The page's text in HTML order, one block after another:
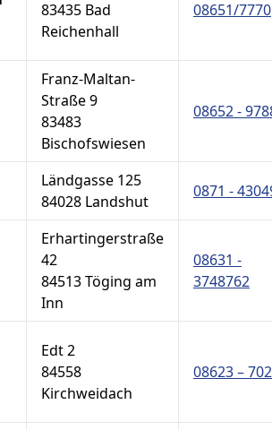
83435 Bad
Reichenhall
08651/7770
Franz-Maltan-
Straße 9
83483
Bischofswiesen
08652 -
Ländgasse 125
84028 Landshut
0871 -
Erhartingerstraße
42
84513 Töging am
Inn
08631 -
3748762
Edt 2
84558
Kirchweidach
08623 –